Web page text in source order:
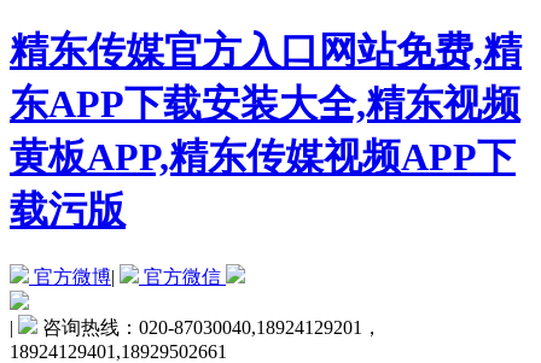
精东传媒官方入口网站免费,精
东APP下载安装大全,精东视频
黄板APP,精东传媒视频APP下
载污版
官方微博| 官方微信
|
咨询热线：020-87030040,18924129201，
18924129401,18929502661